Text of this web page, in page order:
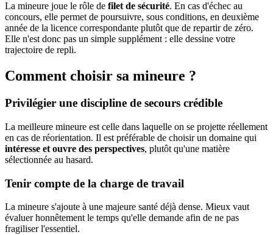
La mineure joue le rôle de filet de sécurité. En cas d'échec au
concours, elle permet de poursuivre, sous conditions, en deuxième
année de la licence correspondante plutôt que de repartir de zéro.
Elle n'est donc pas un simple supplément : elle dessine votre
trajectoire de repli.
Comment choisir sa mineure ?
Privilégier une discipline de secours crédible
La meilleure mineure est celle dans laquelle on se projette réellement
en cas de réorientation. Il est préférable de choisir un domaine qui
intéresse et ouvre des perspectives, plutôt qu'une matière
sélectionnée au hasard.
Tenir compte de la charge de travail
La mineure s'ajoute à une majeure santé déjà dense. Mieux vaut
évaluer honnêtement le temps qu'elle demande afin de ne pas
fragiliser l'essentiel.